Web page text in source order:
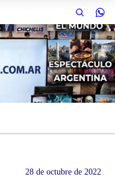
28 de octubre de 2022